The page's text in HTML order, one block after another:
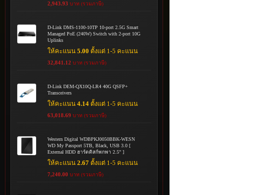
2,943.93 บาท (รวมภาษี)
D-Link DMS-1100-10TP 10-port 2.5G Smart
Managed PoE (240W) Switch with 2-port 10G
Uplinks
ให้คะแนน5.00 ตั้งแต่ 1-5 คะแนน
32,841.12 บาท (รวมภาษี)
D-Link DEM-QX10Q-LR4 40G QSFP+
Transceivers
ให้คะแนน4.14 ตั้งแต่ 1-5 คะแนน
63,018.69 บาท (รวมภาษี)
Western Digital WDBPKJ0050BBK-WESN
WD My Passport 5TB, Black, USB 3.0 [
External HDD ฮาร์ดดิสก์พกพา 2.5" ]
ให้คะแนน2.67 ตั้งแต่ 1-5 คะแนน
7,240.00 บาท (รวมภาษี)